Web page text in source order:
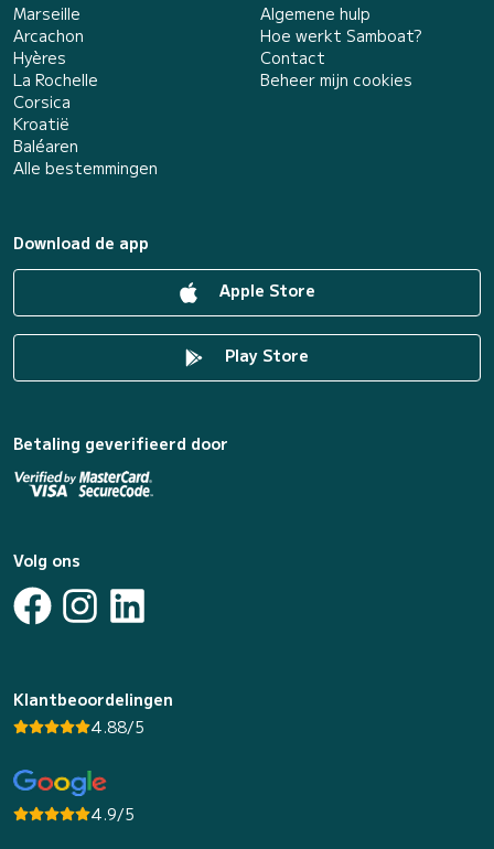
Marseille
Arcachon
Hyères
La Rochelle
Corsica
Kroatië
Baléaren
Alle bestemmingen
Algemene hulp
Hoe werkt Samboat?
Contact
Beheer mijn cookies
Download de app
Apple Store
Play Store
Betaling geverifieerd door
Volg ons
Klantbeoordelingen
4.88/5
4.9/5